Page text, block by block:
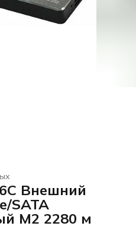
накопителиВнешний
SATA
M2 2280 м